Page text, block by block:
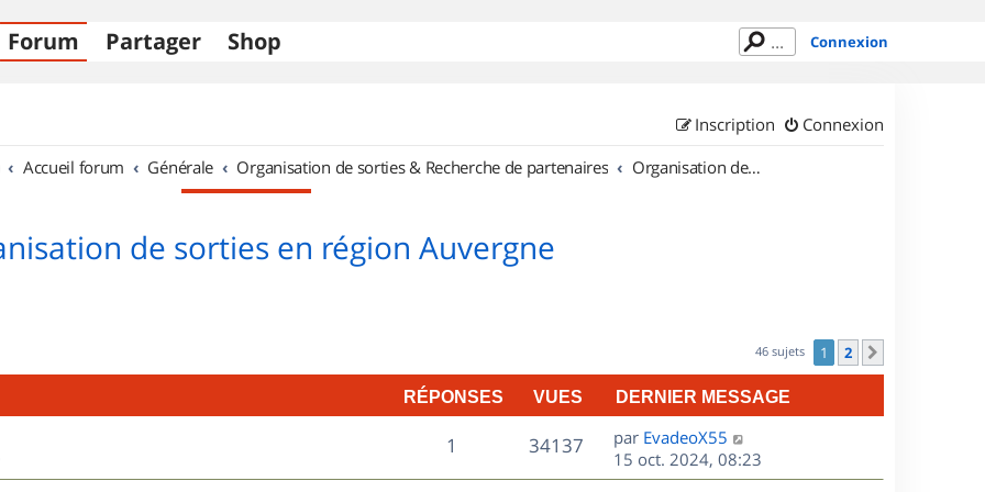
Forum Partager Shop Connexion
Connexion
Inscription
Accueil forum Générale Organisation de sorties & Recherche de partenaires Organisation de sorties en région Auvergne
de sorties en région Auvergne
46 sujets 1 2
RÉPONSES VUES DERNIER MESSAGE
1
é
34137V
u
D
e
r
par EvadeoX55
15 oct. 2024, 08:23